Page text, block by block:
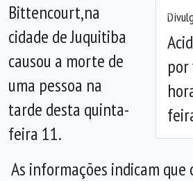
Anterior
Bittencourt,na
cidade de Juquitiba
causou a morte de
uma pessoa na
tarde desta quinta-
feira 11.
As informações indicam